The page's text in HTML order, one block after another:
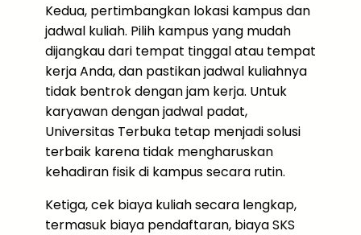
Kedua, pertimbangkan lokasi kampus dan
jadwal kuliah. Pilih kampus yang mudah
dijangkau dari tempat tinggal atau tempat
kerja Anda, dan pastikan jadwal kuliahnya
tidak bentrok dengan jam kerja. Untuk
karyawan dengan jadwal padat,
Universitas Terbuka tetap menjadi solusi
terbaik karena tidak mengharuskan
kehadiran fisik di kampus secara rutin.
Ketiga, cek biaya kuliah secara lengkap,
termasuk biaya pendaftaran, biaya SKS